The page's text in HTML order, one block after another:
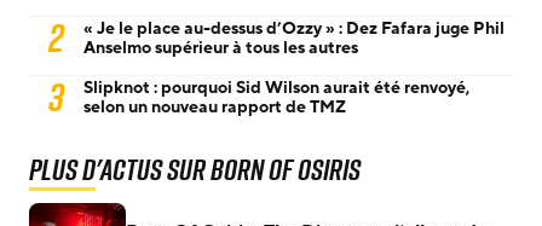
2
« Je le place au-dessus d’Ozzy » : Dez Fafara juge Phil
Anselmo supérieur à tous les autres
3
Slipknot : pourquoi Sid Wilson aurait été renvoyé,
selon un nouveau rapport de TMZ
Plus d'actus sur Born Of Osiris